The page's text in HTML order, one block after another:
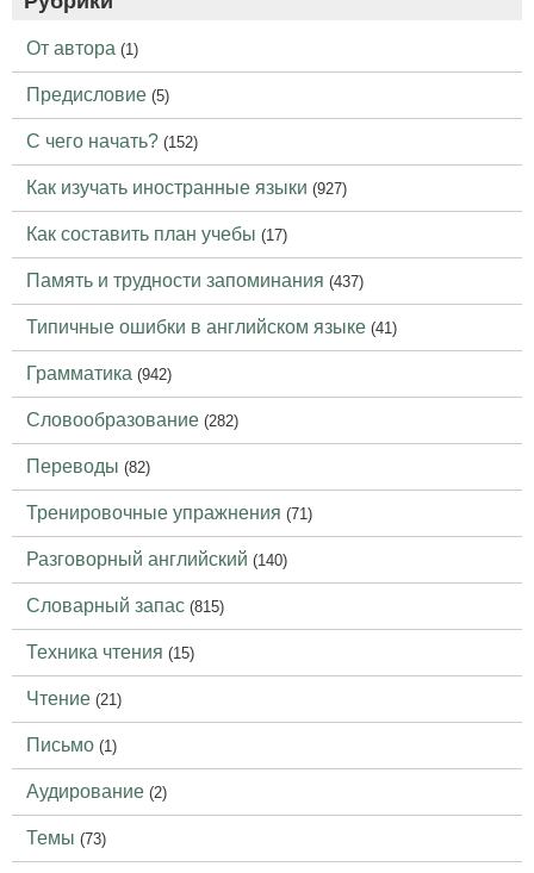
От автора (1)
Предисловие (5)
С чего начать? (152)
Как изучать иностранные языки (927)
Как составить план учебы (17)
Память и трудности запоминания (437)
Типичные ошибки в английском языке (41)
Грамматика (942)
Словообразование (282)
Переводы (82)
Тренировочные упражнения (71)
Разговорный английский (140)
Словарный запас (815)
Техника чтения (15)
Чтение (21)
Письмо (1)
Аудирование (2)
Темы (73)